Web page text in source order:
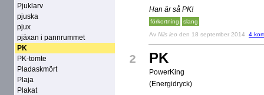
Pjuklarv
pjuska
pjux
pjäxan i pannrummet
PK
PK-tomte
Pladaskmört
Plaja
Plakat
Han är så PK!
förkortning slang
Av Nils leo den 18 september 2014 4
2 PK
PowerKing
(Energidryck)